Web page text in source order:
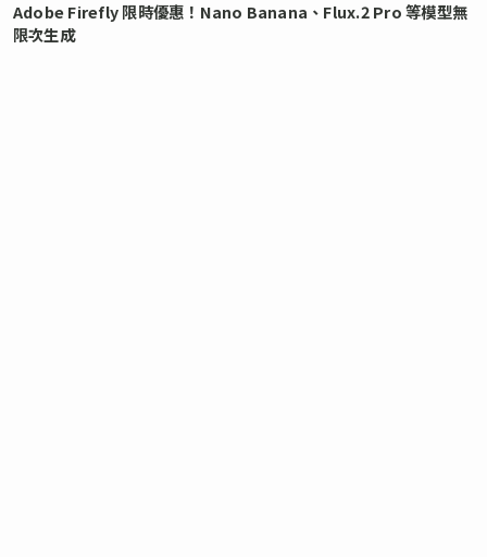
Adobe Firefly 限時優惠！Nano Banana、Flux.2 Pro 等模型無
限次生成